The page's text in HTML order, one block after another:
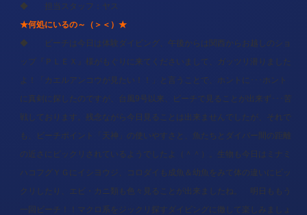
◆ 担当スタッフ：ヤス
★何処にいるの～（＞＜） ★
◆ ビーチは今日は体験ダイビング、午後からは関西からお越しのショ
ップ『ＰＬＥＸ』様がもぐりに来てくださいまして、ガッツリ潜りました
よ！「カエルアンコウが見たい！！」と言うことで、ホントに･･･ホント
に真剣に探したのですが、台風9号以来、ビーチで見ることが出来ず･･･苦
戦しております。残念ながら今日見ることは出来ませんでしたが、それで
も、ビーチポイント「天神」の使いやすさと、魚たちとダイバー間の距離
の近さにビックリされているようでしたよ（＾＾）。生物も今日はミナミ
ハコフグＹＧにイシヨウジ、コロダイも成魚＆幼魚をみて体の違いにビッ
クリしたり、エビ・カニ類も色々見ることが出来ましたね。 明日ももう
一回ビーチ！！マクロ系をジックリ探すダイビングに徹して楽しみましょ